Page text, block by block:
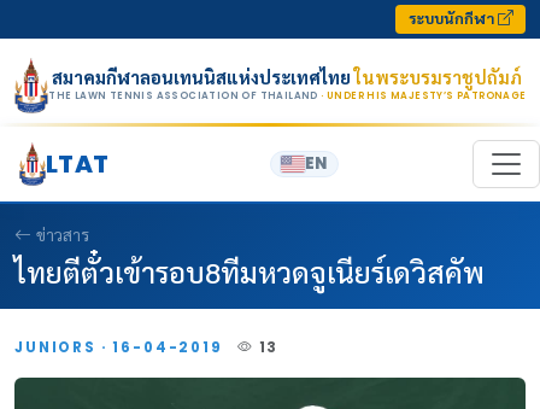
ระบบนักกีฬา
สมาคมกีฬาลอนเทนนิสแห่งประเทศไทยในพระบรมราชูปถัมภ์
THE LAWN TENNIS ASSOCIATION OF THAILAND · UNDER HIS MAJESTY’S PATRONAGE
LTAT EN
ข่าวสาร
ไทยตีตั๋วเข้ารอบ8ทีมหวดจูเนียร์เดวิสคัพ
JUNIORS · 16-04-2019 13